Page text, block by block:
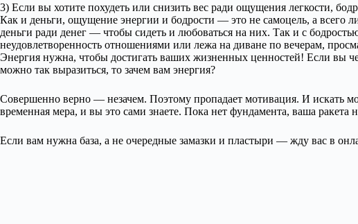
3) Если вы хотите похудеть или снизить вес ради ощущения легкости,
Как и деньги, ощущение энергии и бодрости — это не самоцель, а всего
деньги ради денег — чтобы сидеть и любоваться на них. Так и с
неудовлетворенность отношениями или лежа на диване по вечерам,
Энергия нужна, чтобы достигать ваших жизненных ценностей! Если вы
можно так выразиться, то зачем вам энергия?
Совершенно верно — незачем. Поэтому пропадает мотивация. И искать
временная мера, и вы это сами знаете. Пока нет фундамента, ваша ракета
Если вам нужна база, а не очередные замазки и пластыри — жду вас в